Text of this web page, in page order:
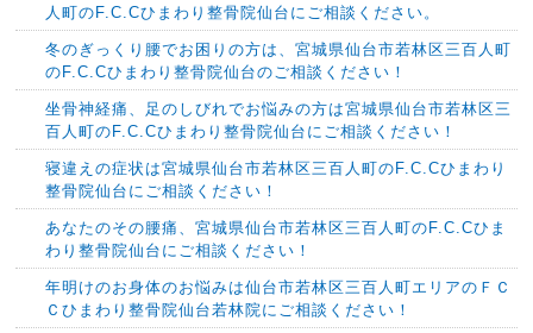
人町のF.C.Cひまわり整骨院仙台にご相談ください。
冬のぎっくり腰でお困りの方は、宮城県仙台市若林区三百人町
のF.C.Cひまわり整骨院仙台のご相談ください！
坐骨神経痛、足のしびれでお悩みの方は宮城県仙台市若林区三
百人町のF.C.Cひまわり整骨院仙台にご相談ください！
寝違えの症状は宮城県仙台市若林区三百人町のF.C.Cひまわり
整骨院仙台にご相談ください！
あなたのその腰痛、宮城県仙台市若林区三百人町のF.C.Cひま
わり整骨院仙台にご相談ください！
年明けのお身体のお悩みは仙台市若林区三百人町エリアのＦＣ
Ｃひまわり整骨院仙台若林院にご相談ください！